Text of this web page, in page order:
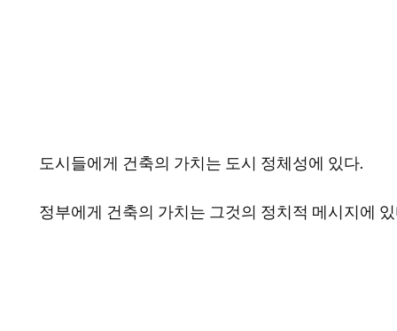
도시들에게 건축의 가치는 도시 정체성에 있다.
정부에게 건축의 가치는 그것의 정치적 메시지에